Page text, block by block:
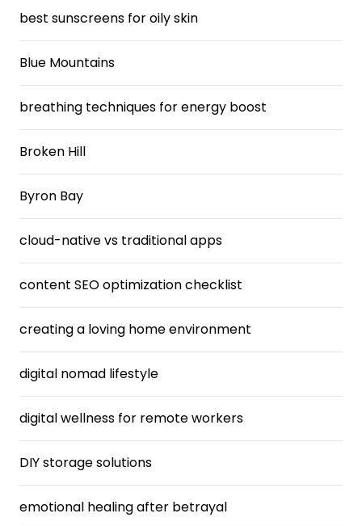
best sunscreens for oily skin
Blue Mountains
breathing techniques for energy boost
Broken Hill
Byron Bay
cloud-native vs traditional apps
content SEO optimization checklist
creating a loving home environment
digital nomad lifestyle
digital wellness for remote workers
DIY storage solutions
emotional healing after betrayal